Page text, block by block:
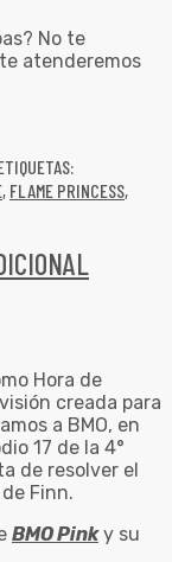
No te
atenderemos
, FLAME PRINCESS,
Hora de
creada para
a BMO, en
17 de la 4°
de resolver el
Finn.
BMO Pinky su